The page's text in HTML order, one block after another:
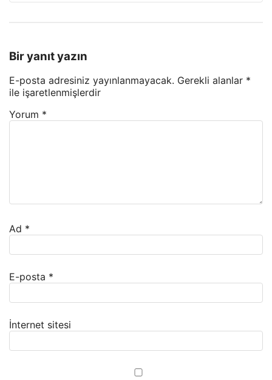
Bir yanıt yazın
E-posta adresiniz yayınlanmayacak. Gerekli alanlar *
ile işaretlenmişlerdir
Yorum *
Ad *
E-posta *
İnternet sitesi